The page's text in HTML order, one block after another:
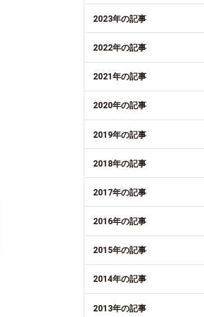
2023年の記事
2022年の記事
2021年の記事
2020年の記事
2019年の記事
2018年の記事
2017年の記事
2016年の記事
2015年の記事
2014年の記事
2013年の記事